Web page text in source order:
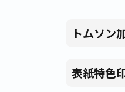
トムソン
表紙特色